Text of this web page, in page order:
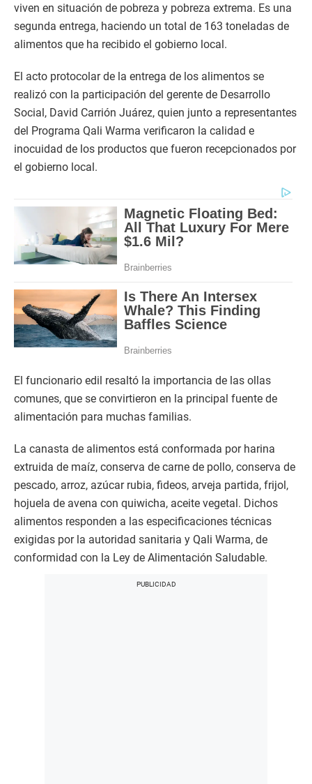
viven en situación de pobreza y pobreza extrema. Es una
segunda entrega, haciendo un total de 163 toneladas de
alimentos que ha recibido el gobierno local.
El acto protocolar de la entrega de los alimentos se
realizó con la participación del gerente de Desarrollo
Social, David Carrión Juárez, quien junto a representantes
del Programa Qali Warma verificaron la calidad e
inocuidad de los productos que fueron recepcionados por
el gobierno local.
El funcionario edil resaltó la importancia de las ollas
comunes, que se convirtieron en la principal fuente de
alimentación para muchas familias.
La canasta de alimentos está conformada por harina
extruida de maíz, conserva de carne de pollo, conserva de
pescado, arroz, azúcar rubia, fideos, arveja partida, frijol,
hojuela de avena con quiwicha, aceite vegetal. Dichos
alimentos responden a las especificaciones técnicas
exigidas por la autoridad sanitaria y Qali Warma, de
conformidad con la Ley de Alimentación Saludable.